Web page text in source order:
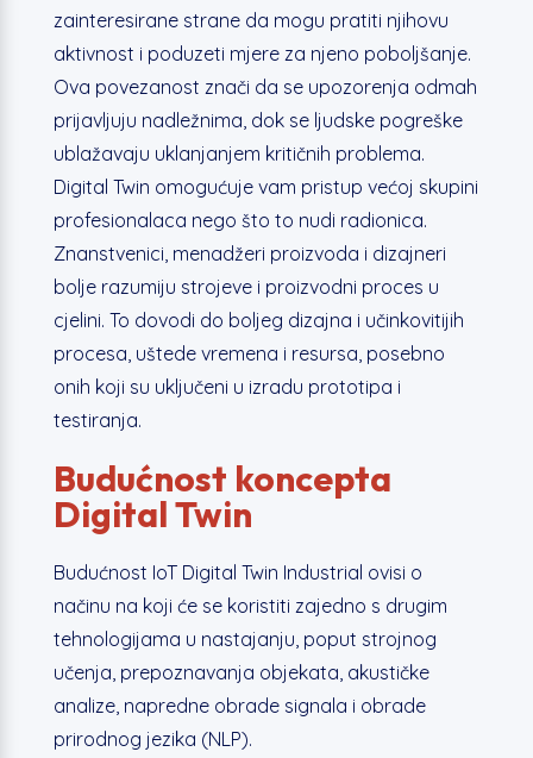
zainteresirane strane da mogu pratiti njihovu
aktivnost i poduzeti mjere za njeno poboljšanje.
Ova povezanost znači da se upozorenja odmah
prijavljuju nadležnima, dok se ljudske pogreške
ublažavaju uklanjanjem kritičnih problema.
Digital Twin omogućuje vam pristup većoj skupini
profesionalaca nego što to nudi radionica.
Znanstvenici, menadžeri proizvoda i dizajneri
bolje razumiju strojeve i proizvodni proces u
cjelini. To dovodi do boljeg dizajna i učinkovitijih
procesa, uštede vremena i resursa, posebno
onih koji su uključeni u izradu prototipa i
testiranja.
Budućnost koncepta
Digital Twin
Budućnost IoT Digital Twin Industrial ovisi o
načinu na koji će se koristiti zajedno s drugim
tehnologijama u nastajanju, poput strojnog
učenja, prepoznavanja objekata, akustičke
analize, napredne obrade signala i obrade
prirodnog jezika (NLP).